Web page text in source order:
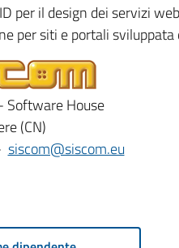
per il design dei servizi
per siti e portali sviluppata
Software House
(CN)
siscom@siscom.eu